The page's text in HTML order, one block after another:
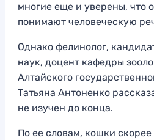
многие еще и уверены, что
понимают человеческую
Однако фелинолог,
наук, доцент кафедры
Алтайского
Татьяна Антоненко
не изучен до конца.
По ее словам, кошки